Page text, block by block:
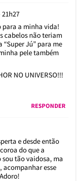
21h27
para a minha vida!
cabelos não teriam
“Super Jú” para me
pele também
NO UNIVERSO!!!
RESPONDER
e desde então
do que a
tão vaidosa, ma
acompanhar esse